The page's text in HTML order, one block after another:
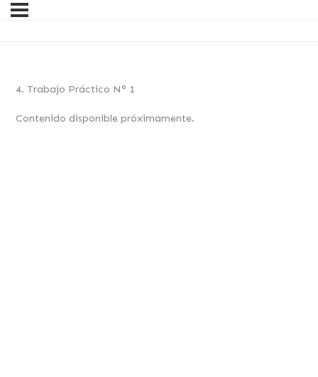
4. Trabajo Práctico N° 1
Contenido disponible próximamente.